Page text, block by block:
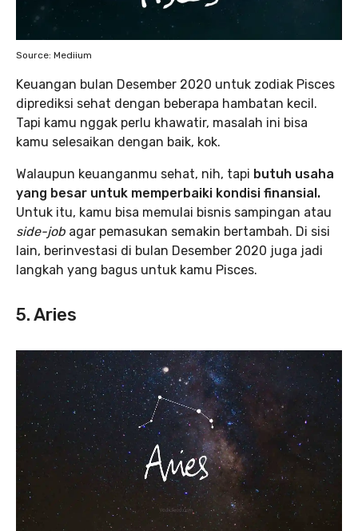
Source: Mediium
Keuangan bulan Desember 2020 untuk zodiak Pisces
diprediksi sehat dengan beberapa hambatan kecil.
Tapi kamu nggak perlu khawatir, masalah ini bisa
kamu selesaikan dengan baik, kok.
Walaupun keuanganmu sehat, nih, tapi butuh usaha
yang besar untuk memperbaiki kondisi finansial.
Untuk itu, kamu bisa memulai bisnis sampingan atau
side-job agar pemasukan semakin bertambah. Di sisi
lain, berinvestasi di bulan Desember 2020 juga jadi
langkah yang bagus untuk kamu Pisces.
5. Aries